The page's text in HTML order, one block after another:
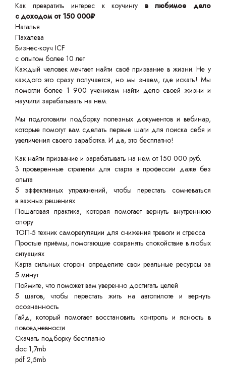
Как превратить интерес к коучингу в любимое дело
с доходом от 150 000₽
Наталья
Пахалева
Бизнес-коуч ICF
с опытом более 10 лет
Каждый человек мечтает найти своё призвание в жизни. Не у
каждого это сразу получается, но мы знаем, где искать! Мы
помогли более 1 900 ученикам найти дело своей жизни и
научили зарабатывать на нем.
Мы подготовили подборку полезных документов и вебинар,
которые помогут вам сделать первые шаги для поиска себя и
увеличения своего заработка. И да, это бесплатно!
Как найти призвание и зарабатывать на нем от 150 000 руб.
3 проверенные стратегии для старта в профессии даже без
опыта
5 эффективных упражнений, чтобы перестать сомневаться
в важных решениях
Пошаговая практика, которая помогает вернуть внутреннюю
опору
ТОП-5 техник саморегуляции для снижения тревоги и стресса
Простые приёмы, помогающие сохранять спокойствие в любых
ситуациях
Карта сильных сторон: определите свои реальные ресурсы за
5 минут
Поймите, что поможет вам уверенно достигать целей
5 шагов, чтобы перестать жить на автопилоте и вернуть
осознанность
Гайд, который помогает восстановить контроль и ясность в
повседневности
Скачать подборку бесплатно
doc 1,7mb
pdf 2,5mb